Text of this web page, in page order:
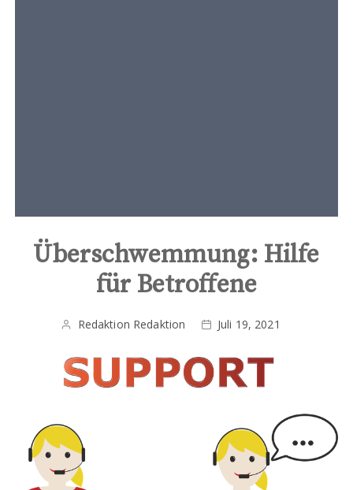
Überschwemmung: Hilfe
für Betroffene
Redaktion Redaktion Juli 19, 2021